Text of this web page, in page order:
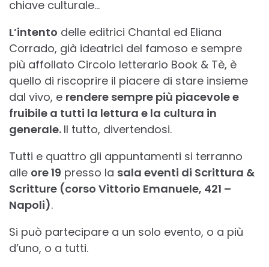
chiave culturale…
L’intento delle editrici Chantal ed Eliana
Corrado, già ideatrici del famoso e sempre
più affollato Circolo letterario Book & Tè, è
quello di riscoprire il piacere di stare insieme
dal vivo, e rendere sempre più piacevole e
fruibile a tutti la lettura e la cultura in
generale. Il tutto, divertendosi.
Tutti e quattro gli appuntamenti si terranno
alle ore 19 presso la sala eventi di Scrittura &
Scritture (corso Vittorio Emanuele, 421 –
Napoli).
Si può partecipare a un solo evento, o a più
d’uno, o a tutti.